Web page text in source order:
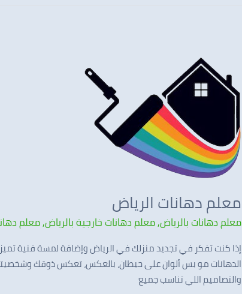
معلم دهانات الرياض
معلم دهانات بالرياض,معلم دهانات خارجية بالرياض,معلم
إذا كنت تفكر في تجديد منزلك في الرياض وإضافة لمسة فنية
الدهانات مو بس ألوان على حيطان، بالعكس، تعكس ذوقك
والتصاميم اللي تناسب جميع
دهانات
الرياض